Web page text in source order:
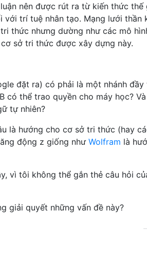
nên được rút ra từ kiến ​​thức thế
trí tuệ nhân tạo. Mạng lưới thần
thức nhưng dường như các mô
sở tri thức được xây dựng này.
đặt ra) có phải là một nhánh đầy
có thể trao quyền cho máy học?
tự nhiên?
là hướng cho cơ sở tri thức (hay
động z giống như Wolfram là
vì tôi không thể gắn thẻ câu hỏi
giải quyết những vấn đề này?